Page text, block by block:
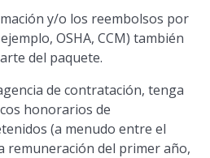
y/o los reembolsos por
OSHA, CCM) también
del paquete.
de contratación, tenga
honorarios de
(a menudo entre el
remuneración del primer año,